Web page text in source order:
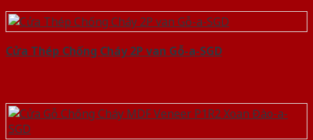
Cửa Thép Chống Cháy 2P van Gỗ-a-SGD